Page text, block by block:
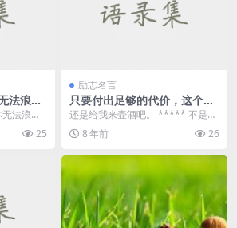
法浪费
只是我
法浪费
我们自
25
励志名言
只要付出足够的代价，这个世
界一切都可以交换—大鱼·海棠
还是给我来壶酒吧。 ***** 不是问
你能不能，而是问你想不想。 ****
* 你...8 年前 26